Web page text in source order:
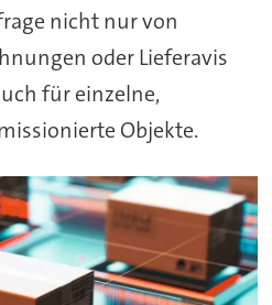
nicht nur von
oder Lieferavis
für einzelne,
Objekte.